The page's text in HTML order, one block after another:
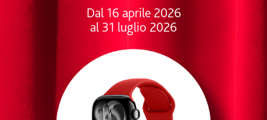
Dal 16 aprile 2026
al 31 luglio 2026